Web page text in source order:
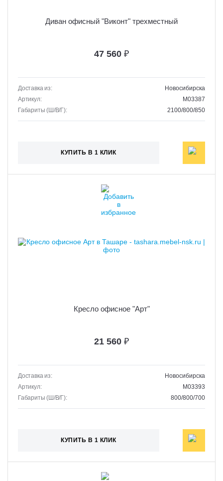
Диван офисный "Виконт" трехместный
47 560 ₽
Доставка из:
Новосибирска
Артикул:
M03387
Габариты (Ш/В/Г):
2100/800/850
КУПИТЬ В 1 КЛИК
Кресло офисное "Арт"
21 560 ₽
Доставка из:
Новосибирска
Артикул:
M03393
Габариты (Ш/В/Г):
800/800/700
КУПИТЬ В 1 КЛИК